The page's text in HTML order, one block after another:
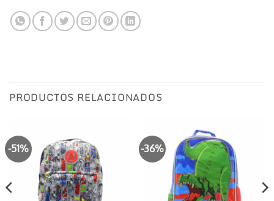
PRODUCTOS RELACIONADOS
-51% -36%